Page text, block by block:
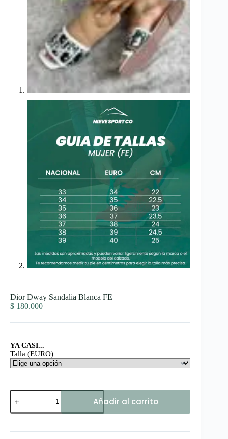
Dior Dway Sandalia Blanca FE
$ 180.000
YA CASI...
Talla (EURO)
Dior
Dway
Sandalia
Añadir al carrito